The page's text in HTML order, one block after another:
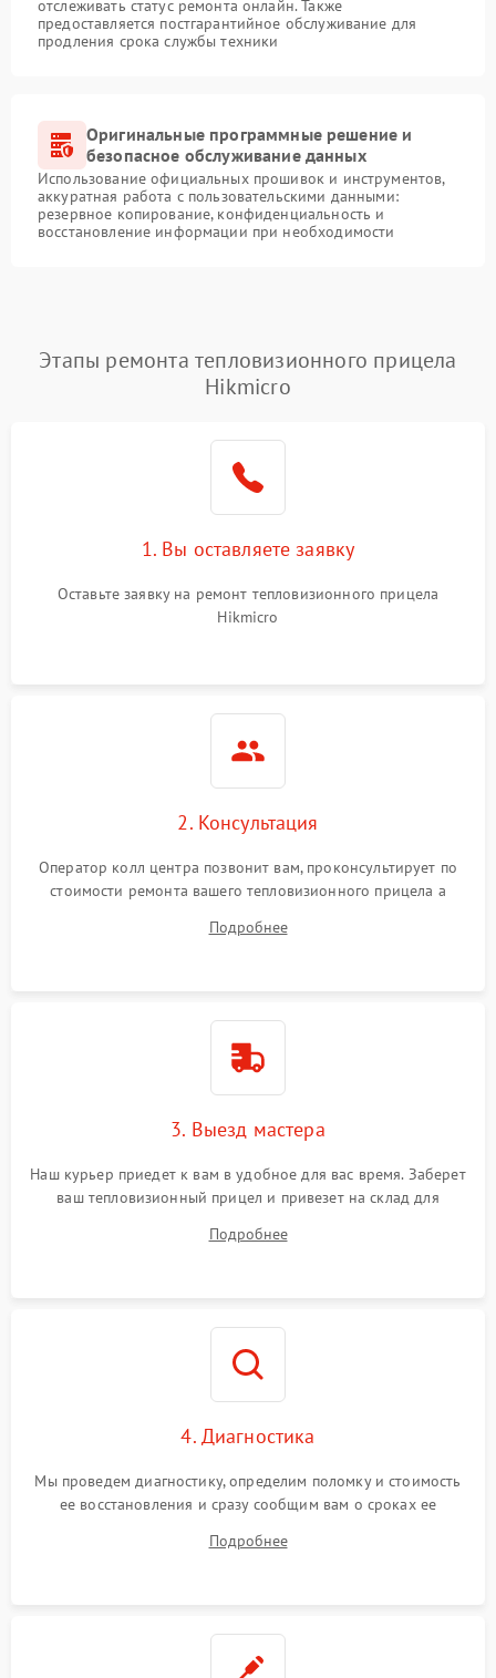
отслеживать статус ремонта онлайн. Также
предоставляется постгарантийное обслуживание для
продления срока службы техники
Оригинальные программные решение и
безопасное обслуживание данных
Использование официальных прошивок и инструментов,
аккуратная работа с пользовательскими данными:
резервное копирование, конфиденциальность и
восстановление информации при необходимости
Этапы ремонта тепловизионного прицела
Hikmicro
1. Вы оставляете заявку
Оставьте заявку на ремонт тепловизионного прицела
Hikmicro
2. Консультация
Оператор колл центра позвонит вам, проконсультирует по
стоимости ремонта вашего тепловизионного прицела а
Подробнее
3. Выезд мастера
Наш курьер приедет к вам в удобное для вас время. Заберет
ваш тепловизионный прицел и привезет на склад для
Подробнее
4. Диагностика
Мы проведем диагностику, определим поломку и стоимость
ее восстановления и сразу сообщим вам о сроках ее
Подробнее